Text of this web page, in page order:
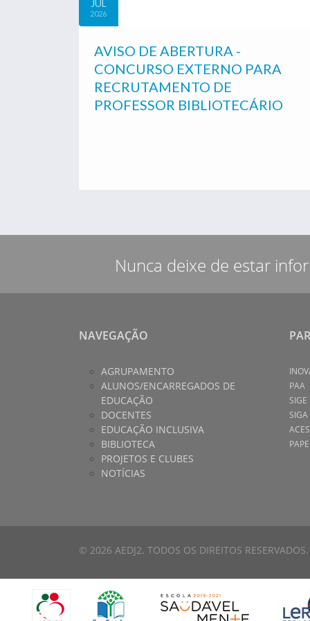
JUL
2026
AVISO DE ABERTURA -
CONCURSO EXTERNO PARA
RECRUTAMENTO DE
PROFESSOR BIBLIOTECÁRIO
Nunca deixe de estar
NAVEGAÇÃO
AGRUPAMENTO
ALUNOS/ENCARREGADOS DE
EDUCAÇÃO
DOCENTES
EDUCAÇÃO INCLUSIVA
BIBLIOTECA
PROJETOS E CLUBES
NOTÍCIAS
PAA
SIGE
SIGA
© 2026 AEDJ2. TODOS OS DIREITOS RESERVADOS.